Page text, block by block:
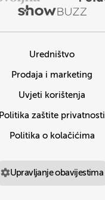
Uredništvo
Prodaja i marketing
Uvjeti korištenja
Politika zaštite privatnosti
Politika o kolačićima
Upravljanje obavijestima